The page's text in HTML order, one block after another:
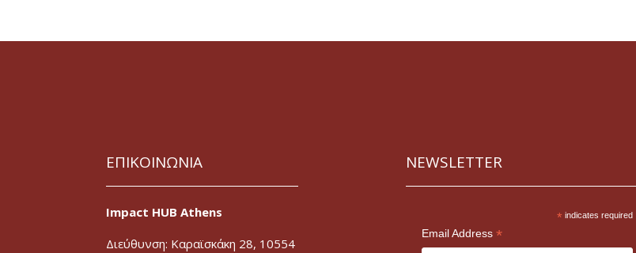
ΕΠΙΚΟΙΝΩΝΙΑ
Impact HUB Athens
Διεύθυνση: Καραϊσκάκη 28, 10554
NEWSLETTER
* indicates required
Email Address *